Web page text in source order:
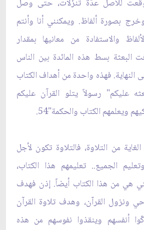
للأصل عدّة تنزّلات، حتى وصل
الشهادة53، وخرج بصورة ألفاظ. ويمكنني أنا وأنتم
والاستفادة من معانيها بمقدار
البعثة بسط هذه المائدة بين الناس
النهاية. فهذه واحدة من أهداف الكتاب
عليكم" رسولاً يتلو القرآن عليكم
ويعلمهم الكتاب والحكمة"54.
من التلاوة، فالتلاوة تكون لأجل
الجميع.. تعليمهم هذا الكتاب،
هي من هذا الكتاب أيضاً. إذن فهدف
ونزول القرآن، وهدف تلاوة القرآن
أنفسهم وينقذوا نفوسهم من هذه